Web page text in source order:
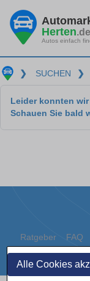
Alle Cookies
Herten.de
Autos einfach
❯ SUCHEN ❯
Leider konnten
Schauen Sie bald
Ratgeber FAQ